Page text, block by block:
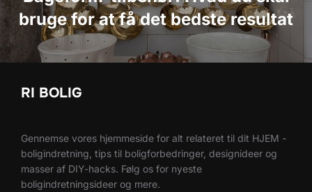
bruge for at få det bedste resultat
RI BOLIG
Gennemse vores hjemmeside for alt relateret til dit HJEM -
boligindretning, tips til boligforbedringer, designideer og
masser af DIY-hacks. Følg os for nyeste
boligindretningsideer og mere.